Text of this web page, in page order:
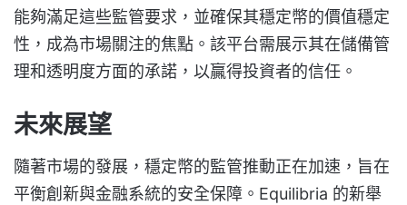
能夠滿足這些監管要求，並確保其穩定幣的價值穩定
性，成為市場關注的焦點。該平台需展示其在儲備管
理和透明度方面的承諾，以贏得投資者的信任。
未來展望
隨著市場的發展，穩定幣的監管推動正在加速，旨在
平衡創新與金融系統的安全保障。Equilibria 的新舉